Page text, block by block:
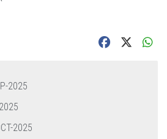
2025
2025